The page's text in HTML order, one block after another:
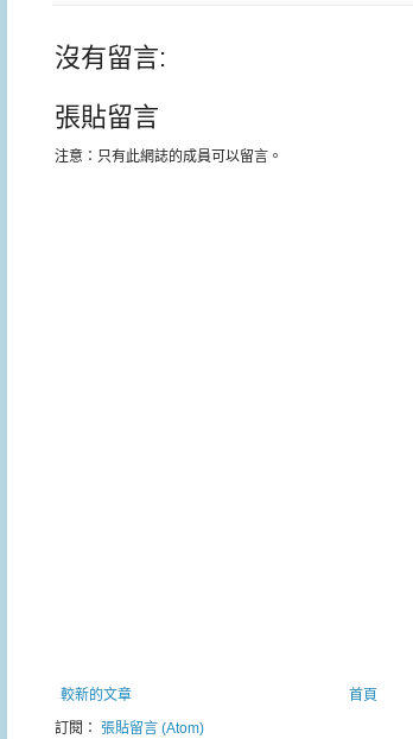
沒有留言:
張貼留言
注意：只有此網誌的成員可以留言。
較新的文章
首頁
訂閱： 張貼留言 (Atom)